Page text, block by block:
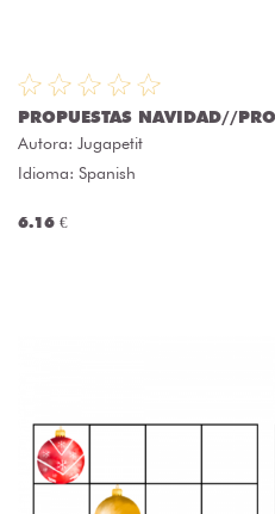
PROPUESTAS NAVIDAD//
Autora: Jugapetit
Idioma: Spanish
6.16 €